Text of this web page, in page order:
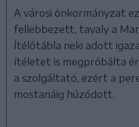
A városi önkormányzat
fellebbezett, tavaly a
Ítélőtábla neki adott
ítéletet is megpróbálta
a szolgáltató, ezért a
mostanáig húzódott.